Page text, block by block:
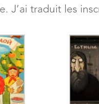
J’ai traduit les